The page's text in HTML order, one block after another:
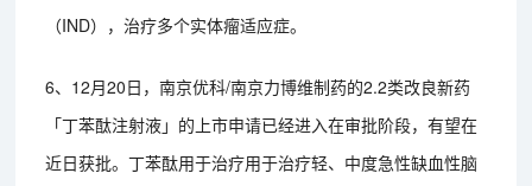
（IND），治疗多个实体瘤适应症。
6、12月20日，南京优科/南京力博维制药的2.2类改良新药
「丁苯酞注射液」的上市申请已经进入在审批阶段，有望在
近日获批。丁苯酞用于治疗用于治疗轻、中度急性缺血性脑